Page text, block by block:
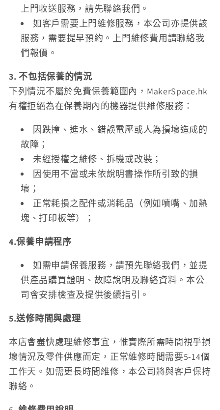
上門收送服務，請先聯絡我們。
如客戶需要上門維修服務，本公司亦提供該
服務，需要提早預約。上門維修費用請聯絡我
們報價。
3. 不包括保養的情況
下列情況不屬於免費保養範圍內，MakerSpace.hk
有權拒絕為在保養期內的機器提供維修服務：
因跌撞、進水、錯誤電壓或人為損壞造成的
故障；
未經授權之維修、拆機或改裝；
因使用不當或未依說明書操作所引致的損
壞；
正常耗損之配件或消耗品（例如噴嘴、加熱
塊、打印板等）；
4.保養申請程序
如需申請保養服務，請預先聯絡我們，並提
供產品購買證明、故障說明及聯絡資料。本公
司會安排檢查及提供後續指引。
5.送修時間與處理
本店會盡快處理維修事宜，惟實際所需時間視乎損
壞情況及零件供應而定，正常維修時間需要5-14個
工作天。如需更長時間維修，本公司將與客戶保持
聯絡。